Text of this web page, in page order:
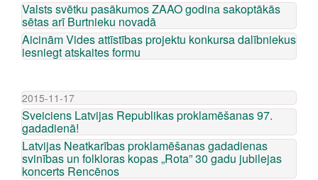
Valsts svētku pasākumos ZAAO godina sakoptākās
sētas arī Burtnieku novadā
Aicinām Vides attīstības projektu konkursa dalībniekus
iesniegt atskaites formu
2015-11-17
Sveiciens Latvijas Republikas proklamēšanas 97.
gadadienā!
Latvijas Neatkarības proklamēšanas gadadienas
svinības un folkloras kopas „Rota” 30 gadu jubilejas
koncerts Rencēnos